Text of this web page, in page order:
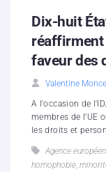
Dix-huit
réaffirment
faveur des
Valentine
A l'occasion de
membres de l'UE
les droits et
Agence
homophobie,